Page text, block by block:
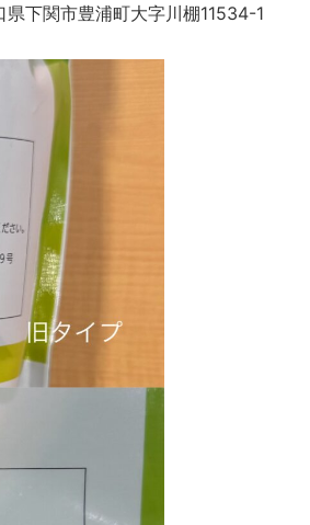
関市豊浦町大字川棚11534-1